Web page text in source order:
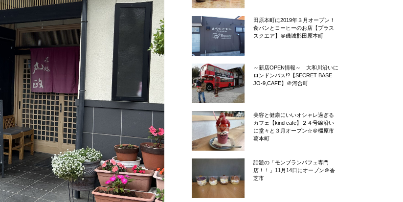
田原本町に2019年３月オープン！
食パンとコーヒーのお店【プラス
スクエア】＠磯城郡田原本町
～新店OPEN情報～ 大和川沿いに
ロンドンバス!?【SECRET BASE
JO-9,CAFE】＠河合町
美容と健康にいいオシャレ過ぎる
カフェ【kind cafe】２４号線沿い
に堂々と３月オープン☆＠橿原市
葛本町
話題の「モンブランパフェ専門
店！！」11月14日にオープン＠香
芝市